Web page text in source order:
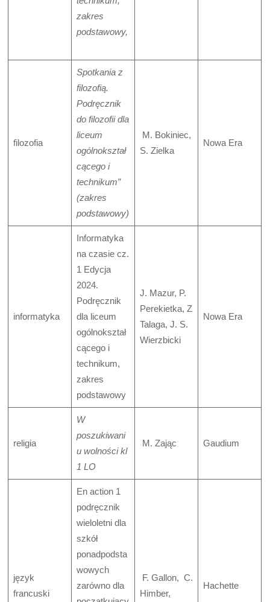
zakres
podstawowy,
filozofia
Spotkania z
filozofią.
Podręcznik
do filozofii dla
liceum
ogólnokształ
cącego i
technikum”
(zakres
podstawowy)
M. Bokiniec,
S. Zielka
Nowa Era
informatyka
Informatyka
na czasie cz.
1 Edycja
2024.
Podręcznik
dla liceum
ogólnokształ
cącego i
technikum,
zakres
podstawowy
J. Mazur, P.
Perekietka, Z
Talaga, J. S.
Wierzbicki
Nowa Era
religia
W
poszukiwani
u wolności kl
1 LO
M. Zając Gaudium
język
francuski
En action 1
podręcznik
wieloletni dla
szkół
ponadpodsta
wowych
zarówno dla
F. Gallon, C.
Himber,
Hachette